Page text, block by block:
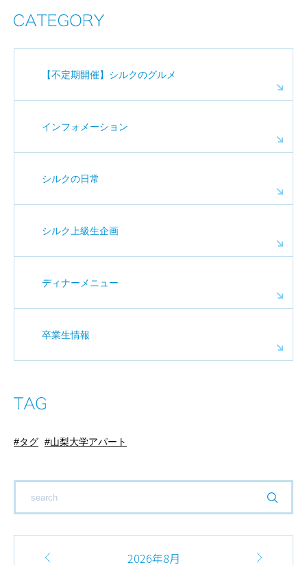
【不定期開催】シルクのグルメ
インフォメーション
シルクの日常
シルク上級生企画
ディナーメニュー
卒業生情報
タグ 山梨大学アパート
2026年8月